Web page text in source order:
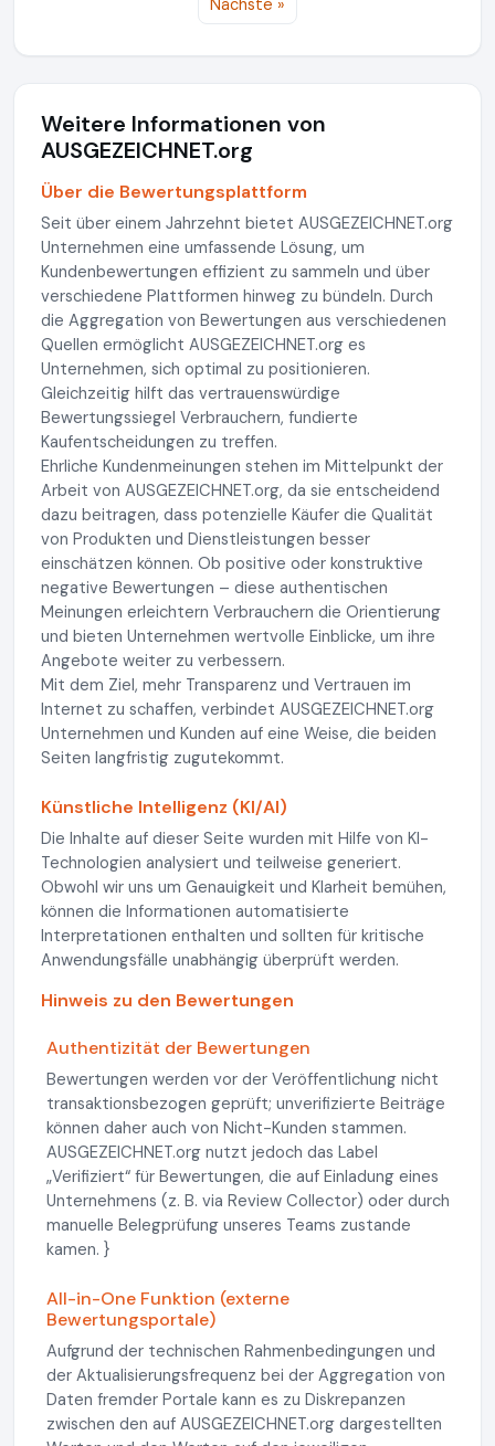
Nächste »
Weitere Informationen von
AUSGEZEICHNET.org
Über die Bewertungsplattform
Seit über einem Jahrzehnt bietet AUSGEZEICHNET.org
Unternehmen eine umfassende Lösung, um
Kundenbewertungen effizient zu sammeln und über
verschiedene Plattformen hinweg zu bündeln. Durch
die Aggregation von Bewertungen aus verschiedenen
Quellen ermöglicht AUSGEZEICHNET.org es
Unternehmen, sich optimal zu positionieren.
Gleichzeitig hilft das vertrauenswürdige
Bewertungssiegel Verbrauchern, fundierte
Kaufentscheidungen zu treffen.
Ehrliche Kundenmeinungen stehen im Mittelpunkt der
Arbeit von AUSGEZEICHNET.org, da sie entscheidend
dazu beitragen, dass potenzielle Käufer die Qualität
von Produkten und Dienstleistungen besser
einschätzen können. Ob positive oder konstruktive
negative Bewertungen – diese authentischen
Meinungen erleichtern Verbrauchern die Orientierung
und bieten Unternehmen wertvolle Einblicke, um ihre
Angebote weiter zu verbessern.
Mit dem Ziel, mehr Transparenz und Vertrauen im
Internet zu schaffen, verbindet AUSGEZEICHNET.org
Unternehmen und Kunden auf eine Weise, die beiden
Seiten langfristig zugutekommt.
Künstliche Intelligenz (KI/AI)
Die Inhalte auf dieser Seite wurden mit Hilfe von KI-
Technologien analysiert und teilweise generiert.
Obwohl wir uns um Genauigkeit und Klarheit bemühen,
können die Informationen automatisierte
Interpretationen enthalten und sollten für kritische
Anwendungsfälle unabhängig überprüft werden.
Hinweis zu den Bewertungen
Authentizität der Bewertungen
Bewertungen werden vor der Veröffentlichung nicht
transaktionsbezogen geprüft; unverifizierte Beiträge
können daher auch von Nicht-Kunden stammen.
AUSGEZEICHNET.org nutzt jedoch das Label
„Verifiziert“ für Bewertungen, die auf Einladung eines
Unternehmens (z. B. via Review Collector) oder durch
manuelle Belegprüfung unseres Teams zustande
kamen. }
All-in-One Funktion (externe
Bewertungsportale)
Aufgrund der technischen Rahmenbedingungen und
der Aktualisierungsfrequenz bei der Aggregation von
Daten fremder Portale kann es zu Diskrepanzen
zwischen den auf AUSGEZEICHNET.org dargestellten